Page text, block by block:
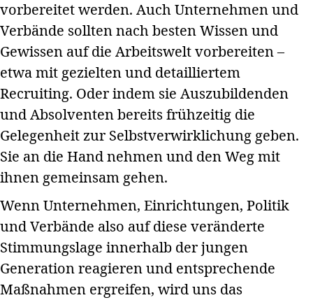
vorbereitet werden. Auch Unternehmen und
Verbände sollten nach besten Wissen und
Gewissen auf die Arbeitswelt vorbereiten –
etwa mit gezielten und detailliertem
Recruiting. Oder indem sie Auszubildenden
und Absolventen bereits frühzeitig die
Gelegenheit zur Selbstverwirklichung geben.
Sie an die Hand nehmen und den Weg mit
ihnen gemeinsam gehen.
Wenn Unternehmen, Einrichtungen, Politik
und Verbände also auf diese veränderte
Stimmungslage innerhalb der jungen
Generation reagieren und entsprechende
Maßnahmen ergreifen, wird uns das